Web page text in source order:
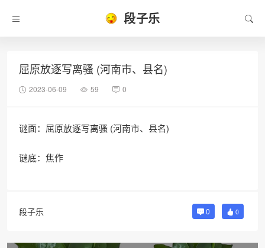
段子乐
屈原放逐写离骚 (河南市、县名)
2023-06-09 59 0
谜面：屈原放逐写离骚 (河南市、县名)
谜底：焦作
段子乐 0 0